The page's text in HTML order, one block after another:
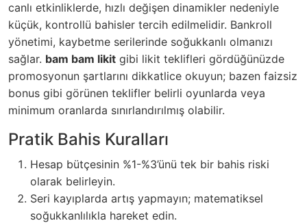
canlı etkinliklerde, hızlı değişen dinamikler nedeniyle
küçük, kontrollü bahisler tercih edilmelidir. Bankroll
yönetimi, kaybetme serilerinde soğukkanlı olmanızı
sağlar. bam bam likit gibi likit teklifleri gördüğünüzde
promosyonun şartlarını dikkatlice okuyun; bazen faizsiz
bonus gibi görünen teklifler belirli oyunlarda veya
minimum oranlarda sınırlandırılmış olabilir.
Pratik Bahis Kuralları
Hesap bütçesinin %1-%3’ünü tek bir bahis riski
olarak belirleyin.
Seri kayıplarda artış yapmayın; matematiksel
soğukkanlılıkla hareket edin.